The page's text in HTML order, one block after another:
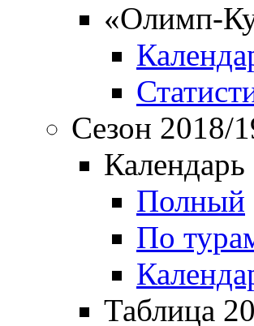
«Олимп-
Сезон 2018/
Полный
По
Таблица